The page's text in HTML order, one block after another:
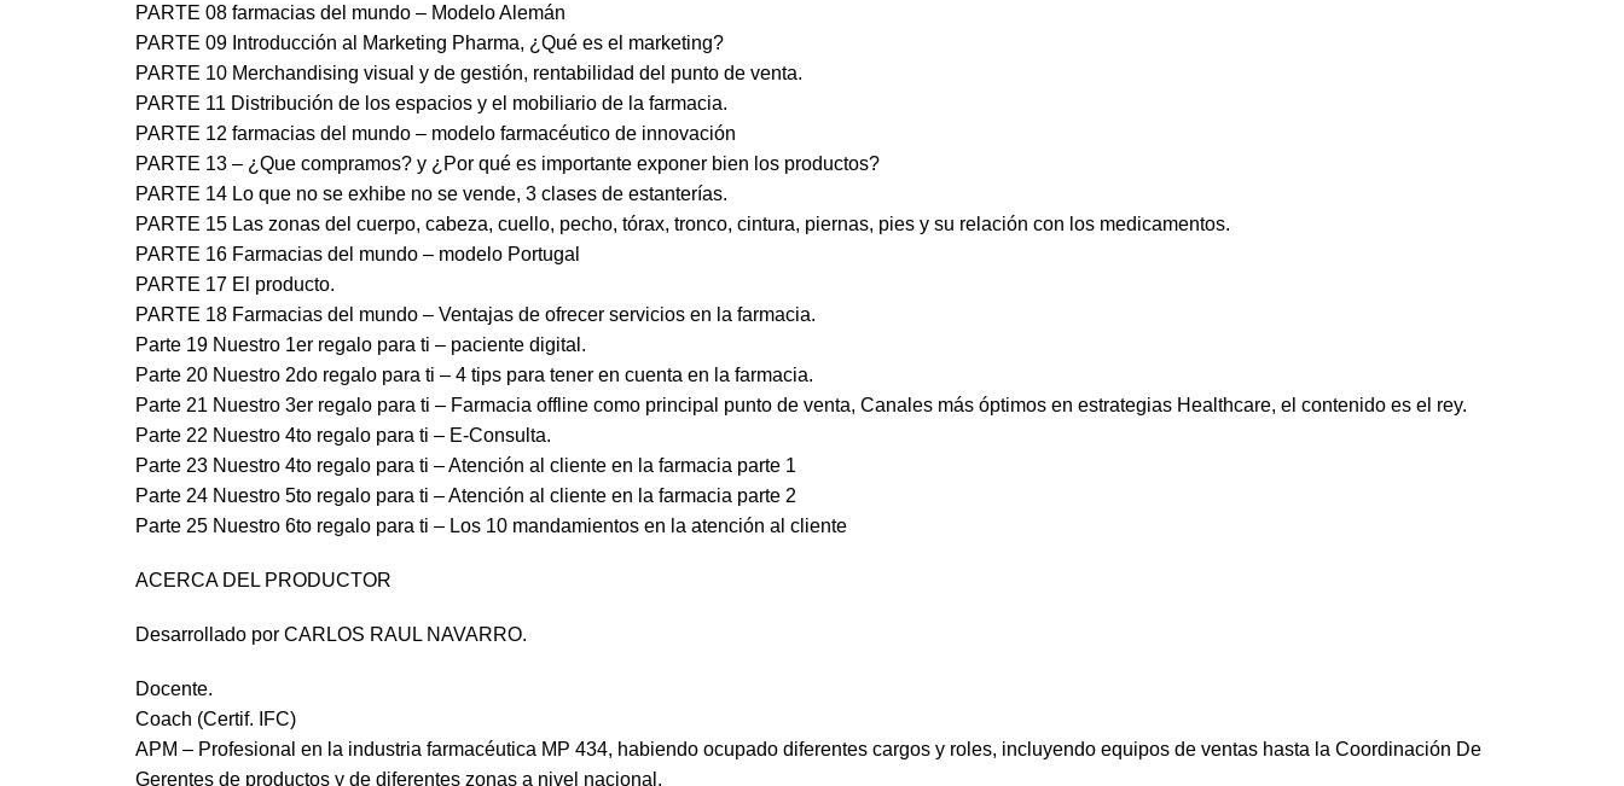
PARTE 08 farmacias del mundo – Modelo Alemán
PARTE 09 Introducción al Marketing Pharma, ¿Qué es el marketing?
PARTE 10 Merchandising visual y de gestión, rentabilidad del punto de venta.
PARTE 11 Distribución de los espacios y el mobiliario de la farmacia.
PARTE 12 farmacias del mundo – modelo farmacéutico de innovación
PARTE 13 – ¿Que compramos? y ¿Por qué es importante exponer bien los productos?
PARTE 14 Lo que no se exhibe no se vende, 3 clases de estanterías.
PARTE 15 Las zonas del cuerpo, cabeza, cuello, pecho, tórax, tronco, cintura, piernas, pies y su relación con los medicamentos.
PARTE 16 Farmacias del mundo – modelo Portugal
PARTE 17 El producto.
PARTE 18 Farmacias del mundo – Ventajas de ofrecer servicios en la farmacia.
Parte 19 Nuestro 1er regalo para ti – paciente digital.
Parte 20 Nuestro 2do regalo para ti – 4 tips para tener en cuenta en la farmacia.
Parte 21 Nuestro 3er regalo para ti – Farmacia offline como principal punto de venta, Canales más óptimos en estrategias Healthcare, el contenido es el rey.
Parte 22 Nuestro 4to regalo para ti – E-Consulta.
Parte 23 Nuestro 4to regalo para ti – Atención al cliente en la farmacia parte 1
Parte 24 Nuestro 5to regalo para ti – Atención al cliente en la farmacia parte 2
Parte 25 Nuestro 6to regalo para ti – Los 10 mandamientos en la atención al cliente
ACERCA DEL PRODUCTOR
Desarrollado por CARLOS RAUL NAVARRO.
Docente.
Coach (Certif. IFC)
APM – Profesional en la industria farmacéutica MP 434, habiendo ocupado diferentes cargos y roles, incluyendo equipos de ventas hasta la Coordinación De
Gerentes de productos y de diferentes zonas a nivel nacional.